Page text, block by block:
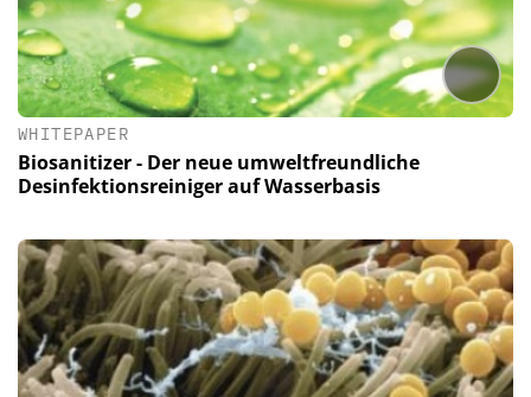
WHITEPAPER
Biosanitizer - Der neue umweltfreundliche
Desinfektionsreiniger auf Wasserbasis